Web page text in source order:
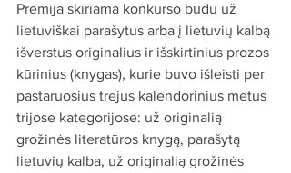
Premija skiriama konkurso būdu už
lietuviškai parašytus arba į lietuvių kalbą
išverstus originalius ir išskirtinius prozos
kūrinius (knygas), kurie buvo išleisti per
pastaruosius trejus kalendorinius metus
trijose kategorijose: už originalią
grožinės literatūros knygą, parašytą
lietuvių kalba, už originalią grožinės